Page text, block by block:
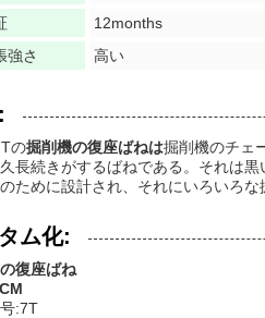
12months
強さ
高い
の掘削機の復座ばねは掘削機のチェ
長続きがするばねである。それは
ために設計され、それにいろいろ
ム化:
復座ばね
:7T